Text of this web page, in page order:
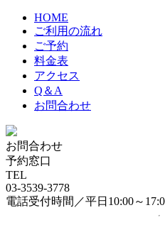
HOME
ご利用の流れ
ご予約
料金表
アクセス
Q＆A
お問合わせ
お問合わせ
予約窓口
TEL
03-3539-3778
電話受付時間／平日10:00～